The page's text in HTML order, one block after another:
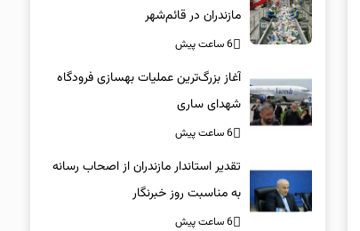
مازندران در قائم‌شهر
6 ساعت پیش
آغاز بزرگ‌ترین عملیات بهسازی فرودگاه
شهدای ساری
6 ساعت پیش
تقدیر استاندار مازندران از اصحاب رسانه
به مناسبت روز خبرنگار
6 ساعت پیش